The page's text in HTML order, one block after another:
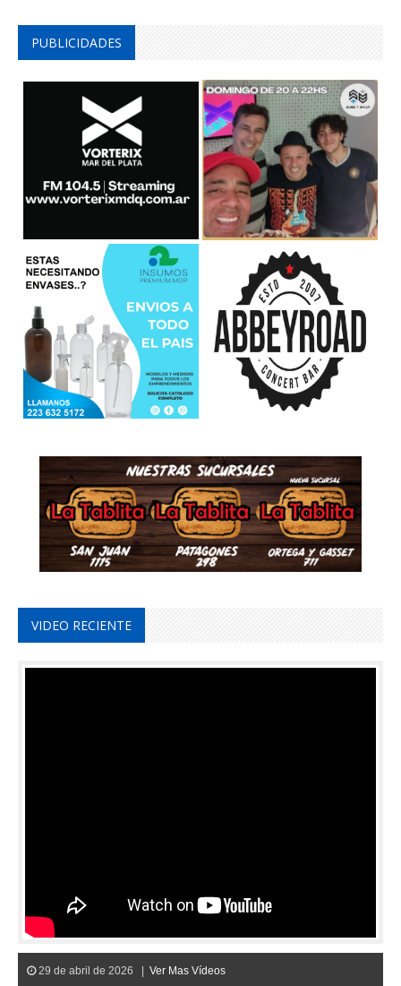
PUBLICIDADES
VIDEO RECIENTE
29 de abril de 2026 | Ver Mas Vídeos